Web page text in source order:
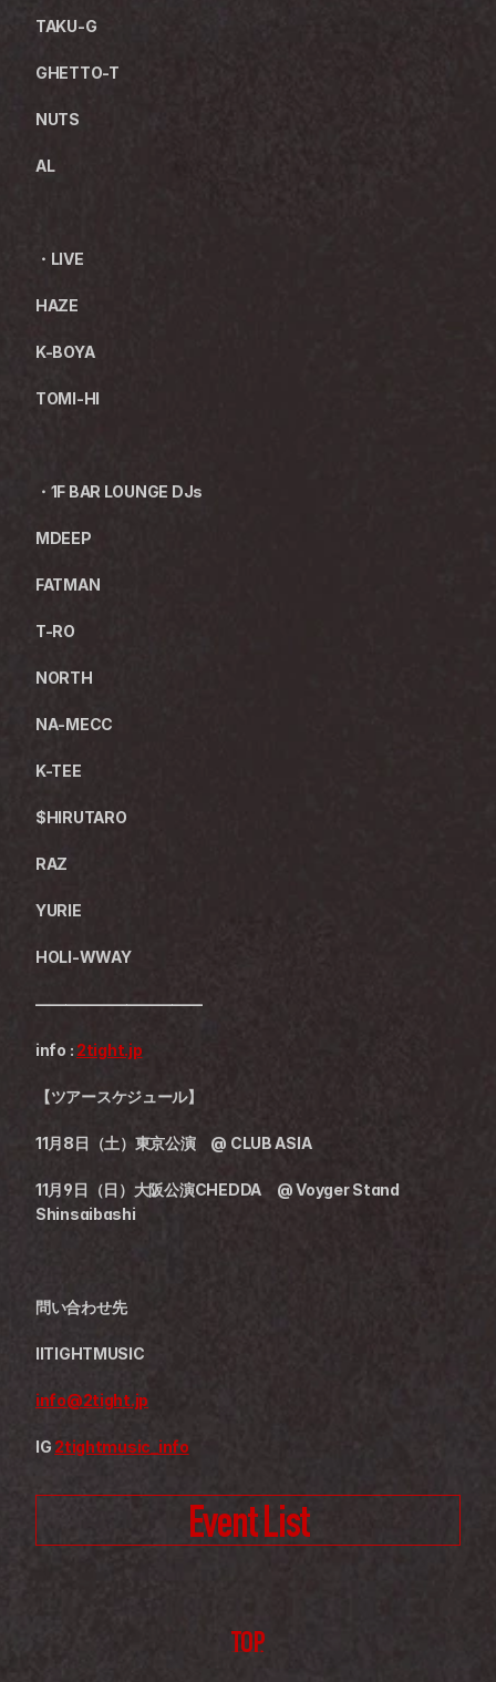
TAKU-G
GHETTO-T
NUTS
AL
・LIVE
HAZE
K-BOYA
TOMI-HI
・1F BAR LOUNGE DJs
MDEEP
FATMAN
T-RO
NORTH
NA-MECC
K-TEE
$HIRUTARO
RAZ
YURIE
HOLI-WWAY
———————————
info : 2tight.jp
【ツアースケジュール】
11月8日（土）東京公演　@ CLUB ASIA
11月9日（日）大阪公演CHEDDA　@ Voyger Stand
Shinsaibashi
問い合わせ先
IITIGHTMUSIC
info@2tight.jp
IG 2tightmusic_info
Event List
TOP